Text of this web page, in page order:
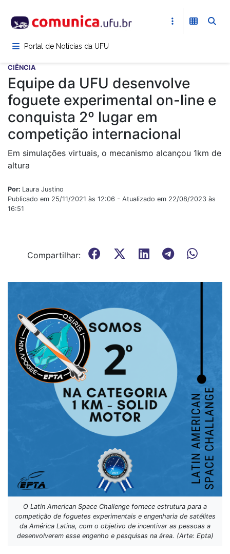
para
conteúdoPortal de Notícias da UFU
CIÊNCIA
Equipe da UFU desenvolve
foguete experimental on-line e
conquista 2º lugar em
competição internacional
Em simulações virtuais, o mecanismo alcançou 1km de
altura
Por: Laura Justino
Publicado em 25/11/2021 às 12:06 - Atualizado em 22/08/2023 às
16:51
Compartilhar:
O Latin American Space Challenge fornece estrutura para a
competição de foguetes experimentais e engenharia de satélites
da América Latina, com o objetivo de incentivar as pessoas a
desenvolverem esse engenho e pesquisas na área. (Arte: Epta)